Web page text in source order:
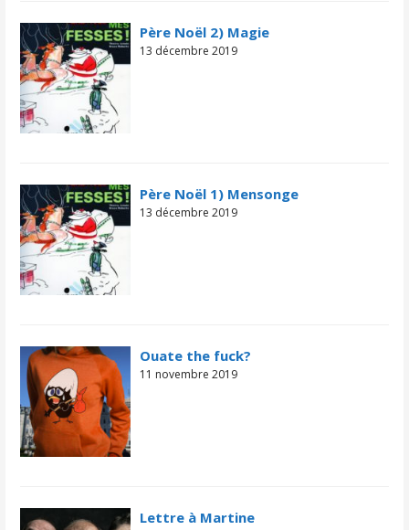
Père Noël 2) Magie
13 décembre 2019
Père Noël 1) Mensonge
13 décembre 2019
Ouate the fuck?
11 novembre 2019
Lettre à Martine